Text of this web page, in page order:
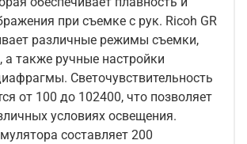
при съемке с рук. Ricoh GR
различные режимы съемки,
а также ручные настройки
Светочувствительность
от 100 до 102400, что позволяет
условиях освещения.
составляет 200